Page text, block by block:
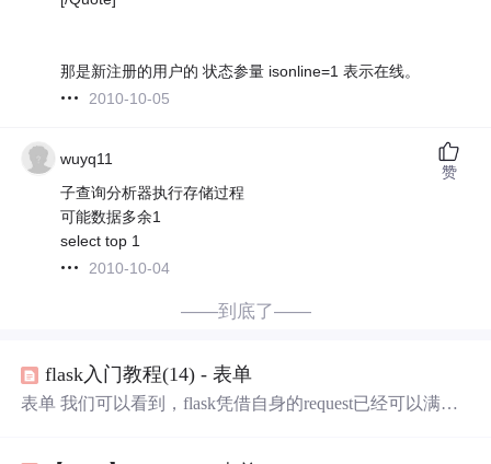
那是新注册的用户的 状态参量 isonline=1 表示在线。
2010-10-05
wuyq11
子查询分析器执行存储过程
可能数据多余1
select top 1
2010-10-04
赞
——到底了——
flask入门教程(14) - 表单
表单 我们可以看到，flask凭借自身的request已经可以满足